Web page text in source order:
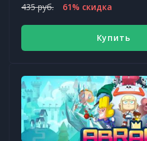
435 руб. 61% скидка
Купить